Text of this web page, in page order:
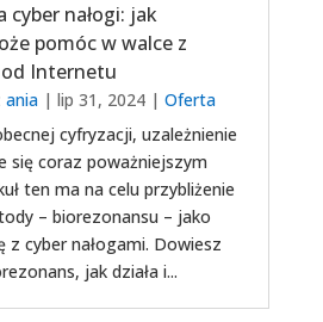
cyber nałogi: jak
pomóc w walce z
Internetu
ania| lip 31, 2024| Oferta
cyfryzacji, uzależnienie
się coraz poważniejszym
ten ma na celu przybliżenie
– biorezonansu – jako
z cyber nałogami. Dowiesz
jak działa i...